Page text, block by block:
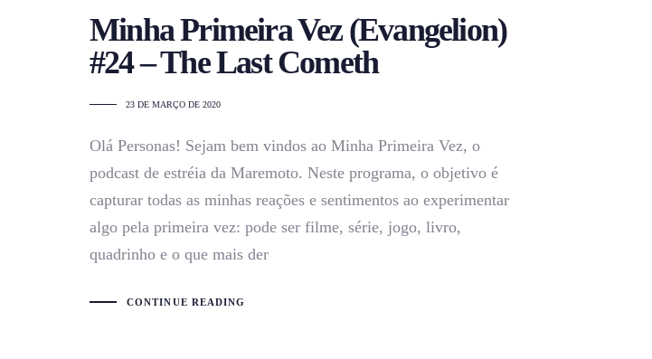
Minha Primeira Vez (Evangelion)
#24 – The Last Cometh
23 DE MARÇO DE 2020
Olá Personas! Sejam bem vindos ao Minha Primeira Vez, o
podcast de estréia da Maremoto. Neste programa, o objetivo é
capturar todas as minhas reações e sentimentos ao experimentar
algo pela primeira vez: pode ser filme, série, jogo, livro,
quadrinho e o que mais der
CONTINUE READING